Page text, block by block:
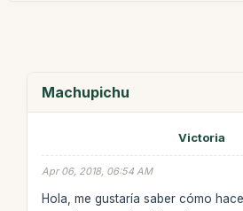
Machupichu
Victoria
Apr 06, 2018, 06:54 AM
Hola, me gustaría saber cómo